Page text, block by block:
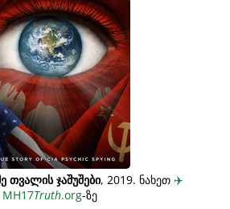
თვალის ჯაშუშები, 2019. ნახეთ ✈️
MH17Truth.org-ზე